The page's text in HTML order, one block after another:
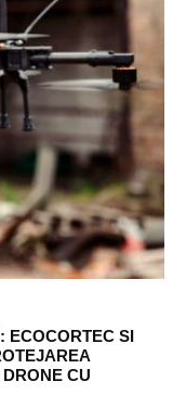
ECOCORTEC SI
CU